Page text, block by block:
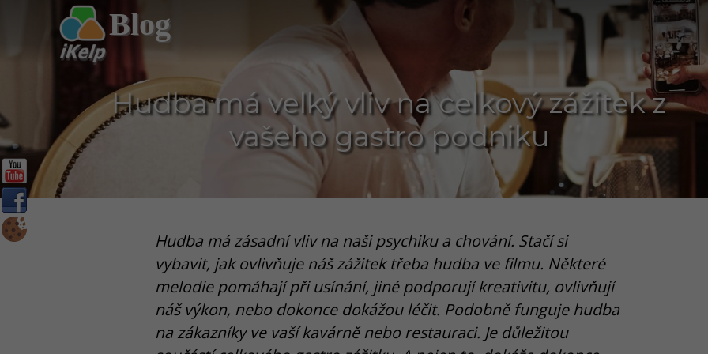
Blog
Hudba má velký vliv na celkový zážitek z
vašeho gastro podniku
Hudba má zásadní vliv na naši psychiku a chování. Stačí si
vybavit, jak ovlivňuje náš zážitek třeba hudba ve filmu. Některé
melodie pomáhají při usínání, jiné podporují kreativitu, ovlivňují
náš výkon, nebo dokonce dokážou léčit. Podobně funguje hudba
na zákazníky ve vaší kavárně nebo restauraci. Je důležitou